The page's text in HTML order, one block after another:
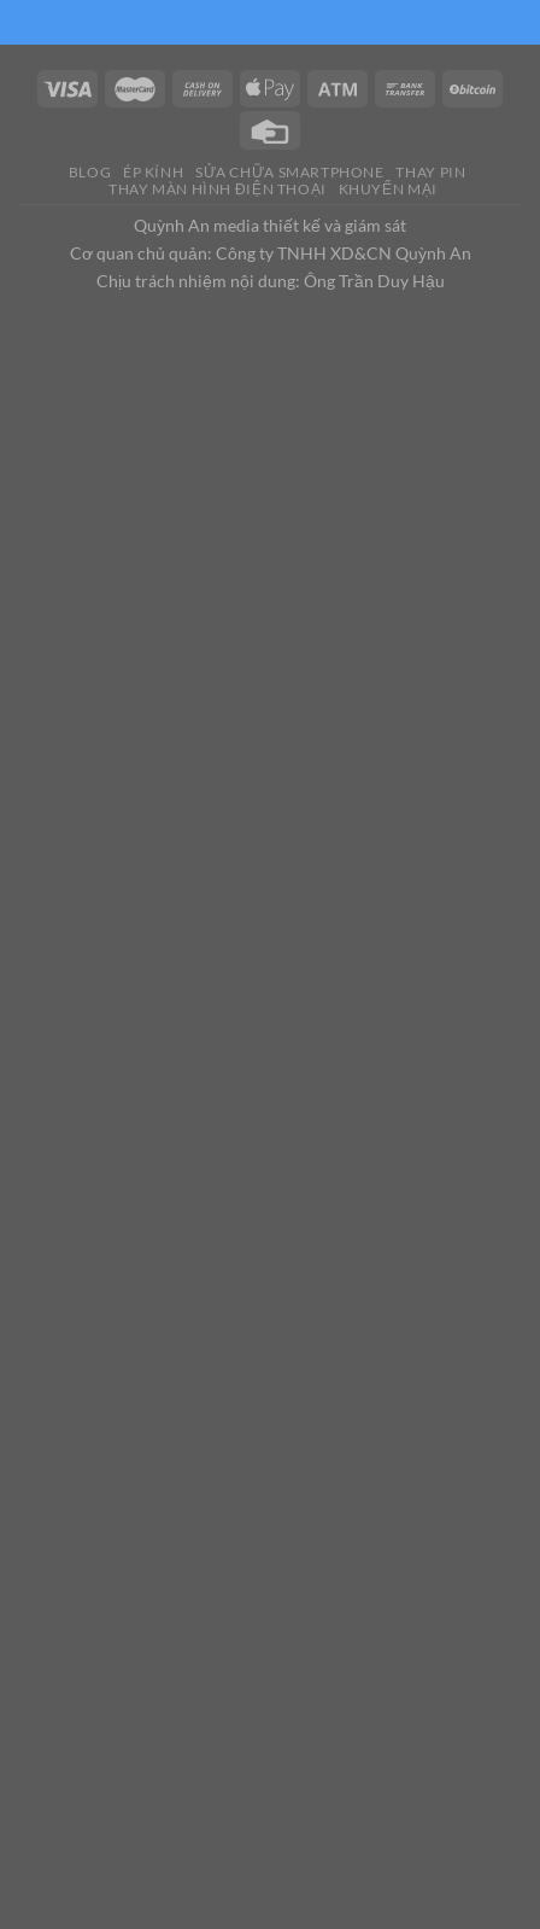
BLOG ÉP KÍNH SỬA CHỮA SMARTPHONE
THAY PIN
THAY MÀN HÌNH ĐIỆN THOẠI
KHUYẾN MẠI
Quỳnh An media thiết kế và giám sát
Cơ quan chủ quản: Công ty TNHH XD&CN Quỳnh An
Chịu trách nhiệm nội dung: Ông Trần Duy Hậu